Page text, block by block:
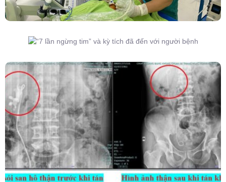
Người Bệnh
Kết Hợp Tán Sỏi Qua Da Và Tán Sỏi Nội Soi
Ống Mềm – Kỹ Thuật Cao Loại Bỏ Triệt Để Sỏi
San Hô Thận